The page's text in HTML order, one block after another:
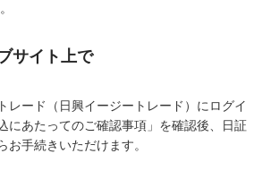
サイト上で
レード（日興イージートレード）にログイ
にあたってのご確認事項」を確認後、日証
お手続きいただけます。